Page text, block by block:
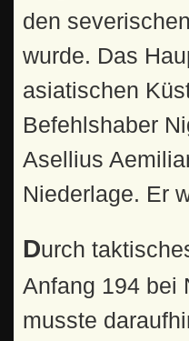
den
wurde. Das
asiatischen
Befehlshaber
Asellius
Niederlage. Er
Durch taktisches Ungeschick wurde Niger Ende 193 oder
Anfang 194 bei
musste